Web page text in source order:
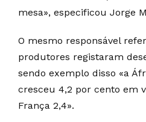
mesa», especificou Jorge
O mesmo responsável
produtores registaram
sendo exemplo disso «a
cresceu 4,2 por cento em
França 2,4».